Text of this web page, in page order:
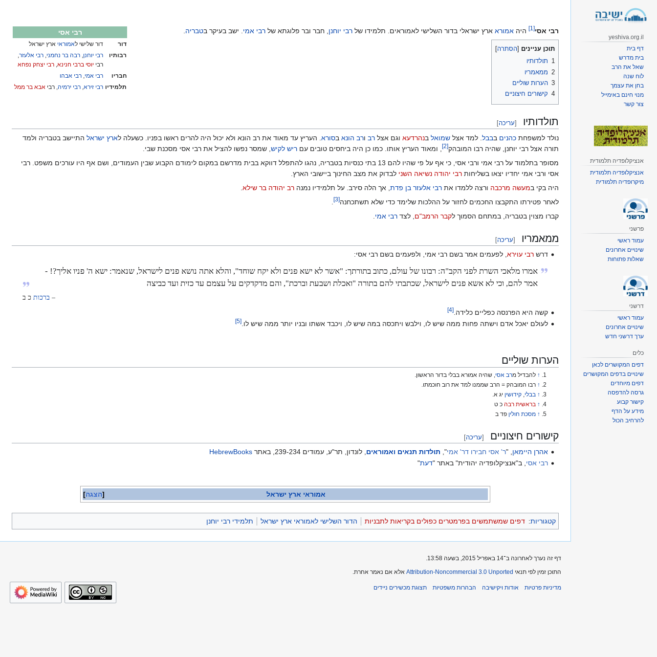
רבי אסי
דור דור שלישי לאמוראי ארץ ישראל
רבותיו
רבי יוחנן, רבה בר נחמני, רבי אלעזר,
רבי יוסי ברבי חנינא, רבי יצחק נפחא
חבריו
רבי אמי, רבי אבהו
תלמידיו רבי זירא, רבי ירמיה, רבי אבא בר ממל
רבי אסי[
1
] היה אמורא ארץ ישראלי בדור השלישי לאמוראים. תלמידו של רבי יוחנן, חבר ובר פלוגתא של רבי אמי. ישב בעיקר בטבריה.
תוכן עניינים
1 תולדותיו
2 ממאמריו
3 הערות שוליים
4 קישורים חיצוניים
תולדותיו [עריכה]
נולד למשפחת כהנים בבבל. למד אצל שמואל בנהרדעא וגם אצל רב ורב הונא בסורא. העריץ עד מאוד את רב הונא ולא יכול היה להרים ראשו בפניו. כשעלה לארץ ישראל התיישב בטבריה ולמד
תורה אצל רבי יוחנן, שהיה רבו המובהק‏‏[
2
], ומאוד העריץ אותו. כמו כן היה ביחסים טובים עם ריש לקיש, שמסר נפשו להציל את רבי אסי מסכנת שבי.
מסופר בתלמוד על רבי אמי ורבי אסי, כי אף על פי שהיו להם 13 בתי כנסיות בטבריה, נהגו להתפלל דווקא בבית מדרשם במקום לימודם הקבוע שבין העמודים, ושם אף היו עורכים משפט. רבי
אסי ורבי אמי יחדיו יצאו בשליחות רבי יהודה נשיאה השני לבדוק את מצב החינוך ביישובי הארץ.
היה בקי במעשה מרכבה ורצה ללמדו את רבי אלעזר בן פדת, אך הלה סירב. על תלמידיו נמנה רב יהודה בר שילא.
לאחר פטירתו התקבצו החכמים לחזור על ההלכות שלימד כדי שלא תשתכחנה[
3
]
.
קברו מצוין בטבריה, במתחם הסמוך לקבר הרמב"ם, לצד רבי אמי.
ממאמריו [עריכה]
דרשרבי עוירא , לפעמים אמר בשם רבי אמי, ולפעמים בשם רבי אסי:
אמרו מלאכי השרת לפני הקב"ה: רבונו של עולם, כתוב בתורתך: "אשר לא ישא פנים ולא יקח שוחד", והלא אתה נושא פנים לישראל, שנאמר: ישא ה' פניו אליך?! -
אמר להם, וכי לא אשא פנים לישראל, שכתבתי להם בתורה "ואכלת ושבעת וברכת", והם מדקדקים על עצמם עד כזית ועד כביצה
– ברכות כ ב
קשה היא הפרנסה כפליים כלידה.[
4
]
לעולם יאכל אדם וישתה פחות ממה שיש לו, וילבש ויתכסה במה שיש לו, ויכבד אשתו ובניו יותר ממה שיש לו.[
5
]
הערות שוליים
↑ להבדיל מרב אסי , שהיה אמורא בבלי בדור הראשון.
↑ ‏‏‏רבו המובהק = הרב שממנו למד את רוב חוכמתו.‏‏ ‏
↑ בבלי,קידושין יג א.
↑ בראשית רבה כ ט
↑ מסכת חולין פד ב
קישורים חיצוניים [עריכה]
אהרן היימאן , "ר' אסי חבירו דר' אמי", תולדות תנאים ואמוראים , לונדון, תר"ע, עמודים 239-234, באתר
HebrewBooks
רבי אסי , ב"אנציקלופדיה יהודית" באתר "דעת"
הצגה אמוראי ארץ ישראל
קטגוריות: דפים שמשתמשים בפרמטרים כפולים בקריאות לתבניות הדור השלישי לאמוראי ארץ ישראל תלמידי רבי יוחנן
yeshiva.org.il
דף בית
בית מדרש
שאל את הרב
לוח שנה
בחן את עצמך
מנוי חינם באימייל
צור קשר
אנציקלופדיה תלמודית
אנציקלופדיה תלמודית
מיקרופדיה תלמודית
פרשני
עמוד ראשי
שינויים אחרונים
שאלות פתוחות
דרשני
עמוד ראשי
שינויים אחרונים
ערך דרשני חדש
כלים
דפים המקושרים לכאן
שינויים בדפים המקושרים
דפים מיוחדים
גרסה להדפסה
קישור קבוע
מידע על הדף
להרחיב הכול
דף זה נערך לאחרונה ב־14 באפריל 2015, בשעה 13:58.
התוכן זמין לפי תנאי Attribution-Noncommercial 3.0 Unported אלא אם נאמר אחרת.
מדיניות פרטיות אודות ויקישיבה הבהרות משפטיות תצוגת מכשירים ניידים